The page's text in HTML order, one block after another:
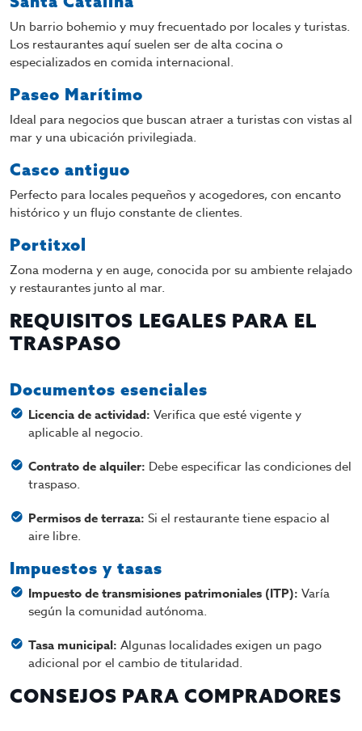
Un barrio bohemio y muy frecuentado por locales y turistas.
Los restaurantes aquí suelen ser de alta cocina o
especializados en comida internacional.
Paseo Marítimo
Ideal para negocios que buscan atraer a turistas con vistas al
mar y una ubicación privilegiada.
Casco antiguo
Perfecto para locales pequeños y acogedores, con encanto
histórico y un flujo constante de clientes.
Portitxol
Zona moderna y en auge, conocida por su ambiente relajado
y restaurantes junto al mar.
REQUISITOS LEGALES PARA EL
TRASPASO
Documentos esenciales
Licencia de actividad: Verifica que esté vigente y
aplicable al negocio.
Contrato de alquiler: Debe especificar las condiciones del
traspaso.
Permisos de terraza: Si el restaurante tiene espacio al
aire libre.
Impuestos y tasas
Impuesto de transmisiones patrimoniales (ITP): Varía
según la comunidad autónoma.
Tasa municipal: Algunas localidades exigen un pago
adicional por el cambio de titularidad.
CONSEJOS PARA COMPRADORES